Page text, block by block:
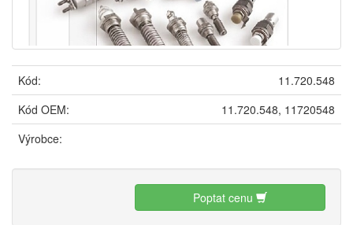
Kód:
11.720.548
Kód OEM:
11.720.548, 11720548
Výrobce:
Poptat cenu